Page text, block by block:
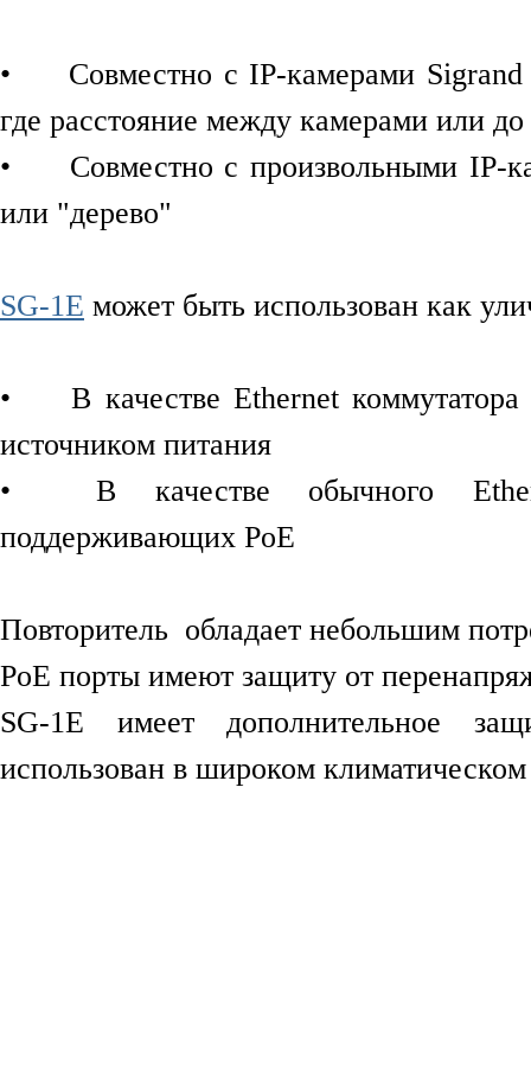
•
Совместно с IP-камерами Sigrand
где расстояние между камерами или
•
Совместно с произвольными IP-
или "дерево"
SG-1E может быть использован как
•
В качестве Ethernet
источником питания
•
В качестве обычного
поддерживающих PoE
Повторитель обладает небольшим
PoE порты имеют защиту от
SG-1E имеет дополнительное
использован в широком